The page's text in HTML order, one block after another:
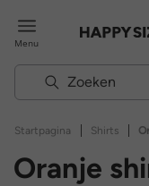
Menu
Startpagina | Shirts |
Oranje